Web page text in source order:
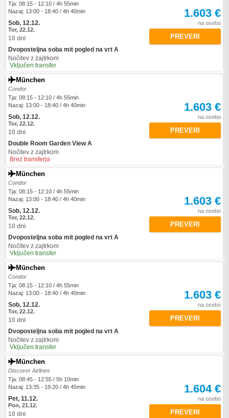
Tja: 08:15 - 12:10 / 4h 55min
Nazaj: 13:00 - 18:40 / 4h 40min
Sob, 12.12.
Tor, 22.12.
10 dni
Dvoposteljna soba mit pogled na vrt A
Nočitev z zajtrkom
Vključen transfer
1.603 €
na osebo
PREVERI
München
Condor
Tja: 08:15 - 12:10 / 4h 55min
Nazaj: 13:00 - 18:40 / 4h 40min
Sob, 12.12.
Tor, 22.12.
10 dni
Double Room Garden View A
Nočitev z zajtrkom
Brez transferja
1.603 €
na osebo
PREVERI
München
Condor
Tja: 08:15 - 12:10 / 4h 55min
Nazaj: 13:00 - 18:40 / 4h 40min
Sob, 12.12.
Tor, 22.12.
10 dni
Dvoposteljna soba mit pogled na vrt A
Nočitev z zajtrkom
Vključen transfer
1.603 €
na osebo
PREVERI
München
Condor
Tja: 08:15 - 12:10 / 4h 55min
Nazaj: 13:00 - 18:40 / 4h 40min
Sob, 12.12.
Tor, 22.12.
10 dni
Dvoposteljna soba mit pogled na vrt A
Nočitev z zajtrkom
Vključen transfer
1.603 €
na osebo
PREVERI
München
Discover Airlines
Tja: 08:45 - 12:55 / 5h 10min
Nazaj: 13:35 - 19:20 / 4h 45min
Pet, 11.12.
Pon, 21.12.
10 dni
1.604 €
na osebo
PREVERI